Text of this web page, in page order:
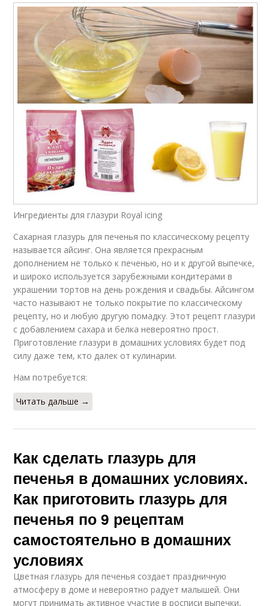
Ингредиенты для глазури Royal icing
Сахарная глазурь для печенья по классическому рецепту
называется айсинг. Она является прекрасным
дополнением не только к печенью, но и к другой выпечке,
и широко используется зарубежными кондитерами в
украшении тортов на день рождения и свадьбы. Айсингом
часто называют не только покрытие по классическому
рецепту, но и любую другую помадку. Этот рецепт глазури
с добавлением сахара и белка невероятно прост.
Приготовление глазури в домашних условиях будет под
силу даже тем, кто далек от кулинарии.
Нам потребуется:
Читать дальше →
Как сделать глазурь для
печенья в домашних условиях.
Как приготовить глазурь для
печенья по 9 рецептам
самостоятельно в домашних
условиях
Цветная глазурь для печенья создает праздничную
атмосферу в доме и невероятно радует малышей. Они
могут принимать активное участие в росписи выпечки,